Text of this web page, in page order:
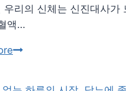
우리의 신체는 신진대사가
액…
타